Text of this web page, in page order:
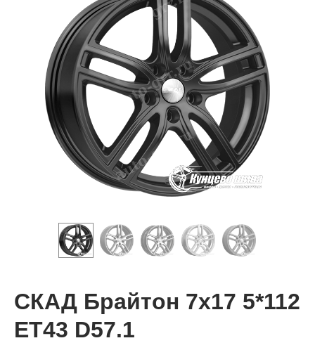
СКАД Брайтон 7x17 5*112
ET43 D57.1